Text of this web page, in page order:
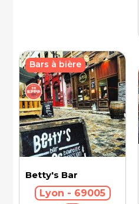
Betty's Bar
Lyon - 69005
Bars à bière